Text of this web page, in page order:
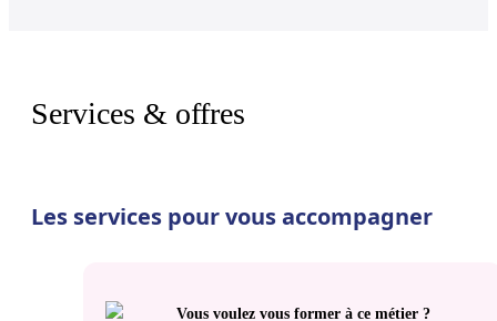
Services & offres
Les services pour vous accompagner
Vous voulez vous former à ce métier ?